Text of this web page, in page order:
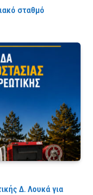
σταθμό
Δ. Λουκά για